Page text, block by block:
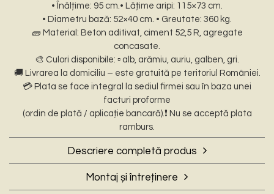
• Înălțime: 95 cm.• Lățime aripi: 115×73 cm.
• Diametru bază: 52×40 cm. • Greutate: 360 kg.
🧱 Material: Beton aditivat, ciment 52,5 R, agregate
concasate.
🎨 Culori disponibile: ▫️ alb, arămiu, auriu, galben, gri.
🚚 Livrarea la domiciliu – este gratuită pe teritoriul României.
💳 Plata se face integral la sediul firmei sau în baza unei
facturi proforme
(ordin de plată / aplicație bancară).❗ Nu se acceptă plata
ramburs.
Descriere completă produs
📦 – Descriere scurtă: –
Statueta vultur pe stâncă din beton patinat este o alegere
Montaj și întreținere